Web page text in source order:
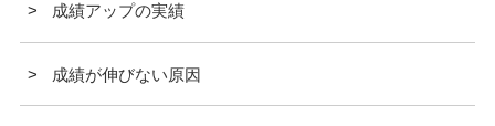
成績アップの実績
成績が伸びない原因